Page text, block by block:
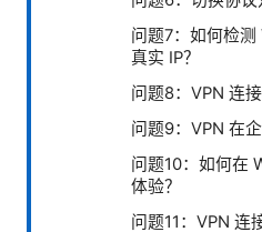
问题7：如何检
真实 IP？
问题8：VPN 连
问题9：VPN 在
问题10：如何在
体验？
问题11：VPN 连